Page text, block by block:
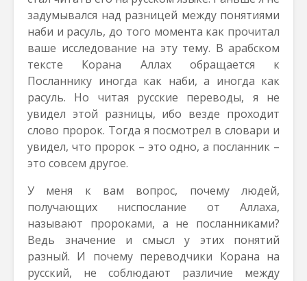
задумывался над разницей между понятиями
наби и расуль, до того момента как прочитал
ваше исследование на эту тему. В арабском
тексте Корана Аллах обращается к
Посланнику иногда как наби, а иногда как
расуль. Но читая русские переводы, я не
увидел этой разницы, ибо везде проходит
слово пророк. Тогда я посмотрел в словари и
увидел, что пророк – это одно, а посланник –
это совсем другое.
У меня к вам вопрос, почему людей,
получающих ниспослание от Аллаха,
называют пророками, а не посланниками?
Ведь значение и смысл у этих понятий
разный. И почему переводчики Корана на
русский, не соблюдают различие между